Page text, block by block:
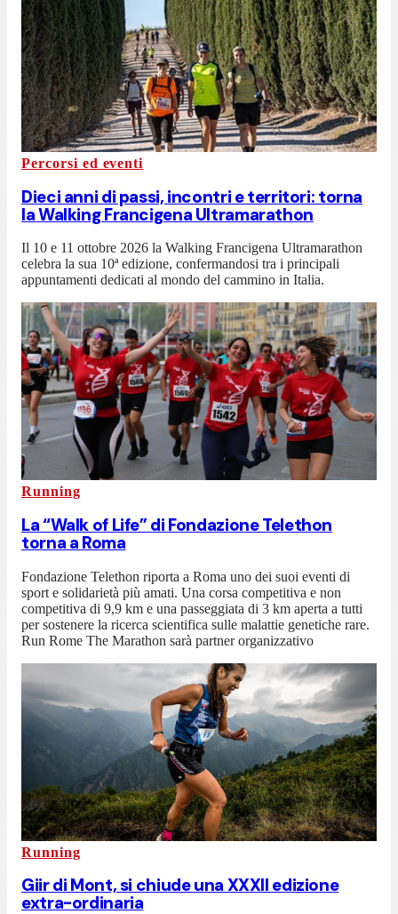
Percorsi ed eventi
Dieci anni di passi, incontri e territori: torna
la Walking Francigena Ultramarathon
Il 10 e 11 ottobre 2026 la Walking Francigena Ultramarathon
celebra la sua 10ª edizione, confermandosi tra i principali
appuntamenti dedicati al mondo del cammino in Italia.
Running
La “Walk of Life” di Fondazione Telethon
torna a Roma
Fondazione Telethon riporta a Roma uno dei suoi eventi di
sport e solidarietà più amati. Una corsa competitiva e non
competitiva di 9,9 km e una passeggiata di 3 km aperta a tutti
per sostenere la ricerca scientifica sulle malattie genetiche rare.
Run Rome The Marathon sarà partner organizzativo
Running
Giir di Mont, si chiude una XXXII edizione
extra-ordinaria